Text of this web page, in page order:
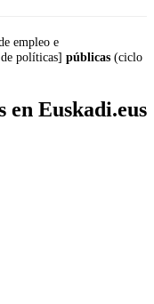
empleo e
políticas] públicas (ciclo
en Euskadi.eus